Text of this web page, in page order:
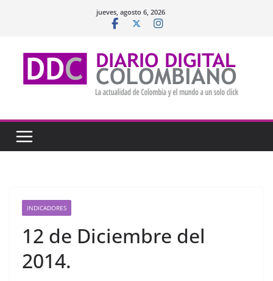
jueves, agosto 6, 2026
INDICADORES
12 de Diciembre del
2014.